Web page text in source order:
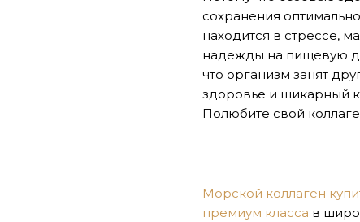
сохранения
находится в стрессе,
надежды на пищевую
что организм занят
здоровье и шикарный
Полюбите свой
Морской коллаген
премиум класса в